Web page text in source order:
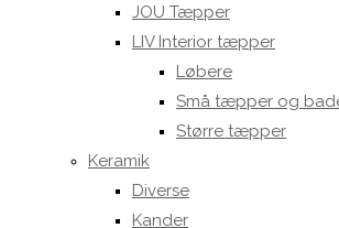
JOU Tæpper
LIV Interior tæpper
Løbere
Små tæpper og
Større tæpper
Keramik
Diverse
Kander